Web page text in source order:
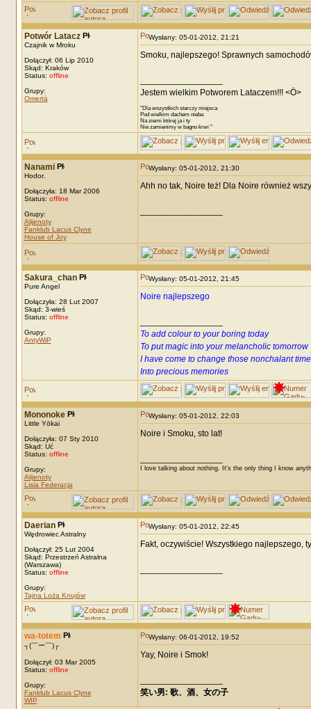
Potwór Latacz
Czajnik w Mroku
Dołączył: 06 Lip 2010
Skąd: Kraków
Status: offline
Grupy:
Omertà
Wysłany: 05-01-2012, 21:21
Smoku, najlepszego! Sprawnych
Jestem wielkim Potworem Lataczem!!! <Ö>
"Dla wszystkich starczy miejsca
Pod wielkim dachem nieba
Na ziemi której ja i ty
Nie zamienimy w bagno krwi "
Nanami
Hodor.
Dołączyła: 18 Mar 2006
Status: offline
Grupy:
Alijenoty
Fanklub Lacus Clyne
House of Joy
Wysłany: 05-01-2012, 21:30
Ahh no tak, Noire też! Dla Noire również
Sakura_chan
Pure Angel
Dołączyła: 28 Lut 2007
Skąd: 3-wieś
Status: offline
Grupy:
AntyWiP
Wysłany: 05-01-2012, 21:45
Noire najlepszego
To add colour to your boring today
To put magic into your melancholic tomorrow
I have come to change those nonchalant
Into precious memories
Mononoke
Little Yōkai
Dołączyła: 07 Sty 2010
Skąd: Uć
Status: offline
Grupy:
Alijenoty
Lisia Federacja
Wysłany: 05-01-2012, 22:03
Noire i Smoku, sto lat!
I love talking about nothing. It's the only thing I know
Daerian
Wędrowiec Astralny
Dołączył: 25 Lut 2004
Skąd: Przestrzeń Astralna
(Warszawa)
Status: offline
Grupy:
Tajna Loża Knujów
Wysłany: 05-01-2012, 22:45
Fakt, oczywiście! Wszystkiego najlepszego,
wa-totem
┐(￣ー￣)┌
Dołączył: 03 Mar 2005
Status: offline
Grupy:
Fanklub Lacus Clyne
WIP
Wysłany: 06-01-2012, 19:52
Yay, Noire i Smok!
笑い男: 歌、酒、女の子 DRM: